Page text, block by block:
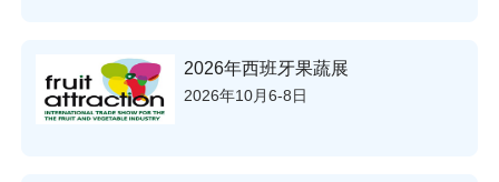
2026年西班牙果蔬展
2026年10月6-8日